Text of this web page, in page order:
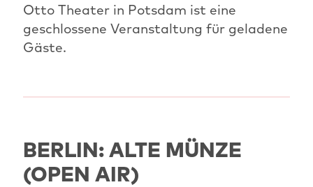
Otto Theater in Potsdam ist eine
geschlossene Veranstaltung für geladene
Gäste.
BERLIN: ALTE MÜNZE
(OPEN AIR)